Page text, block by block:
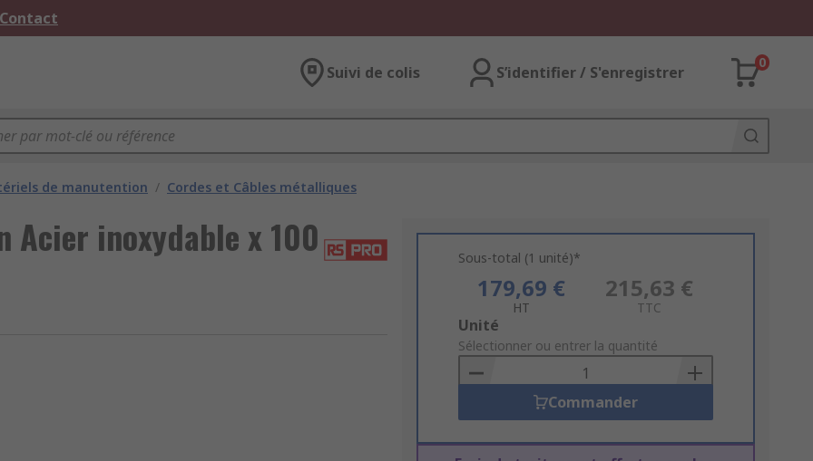
Suivi de colis S’identifier / S'enregistrer
0
de manutention / Cordes et Câbles métalliques
Acier inoxydable x 100 Sous-total (1 unité)*
179,69 €
HT
215,63 €
TTC
Add
to
Basket
Unité
Sélectionner ou entrer la quantité
Commander